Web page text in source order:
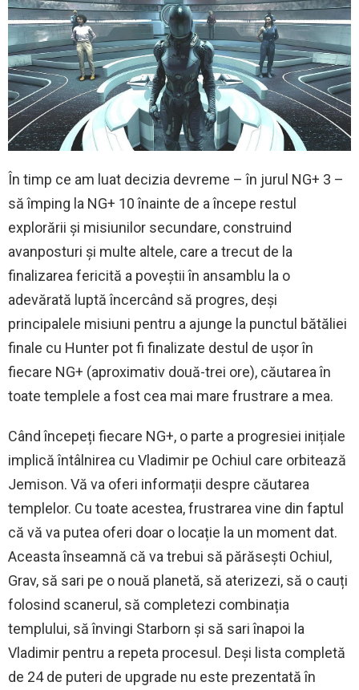
În timp ce am luat decizia devreme – în jurul NG+ 3 –
să împing la NG+ 10 înainte de a începe restul
explorării și misiunilor secundare, construind
avanposturi și multe altele, care a trecut de la
finalizarea fericită a poveștii în ansamblu la o
adevărată luptă încercând să progres, deși
principalele misiuni pentru a ajunge la punctul bătăliei
finale cu Hunter pot fi finalizate destul de ușor în
fiecare NG+ (aproximativ două-trei ore), căutarea în
toate templele a fost cea mai mare frustrare a mea.
Când începeți fiecare NG+, o parte a progresiei inițiale
implică întâlnirea cu Vladimir pe Ochiul care orbitează
Jemison. Vă va oferi informații despre căutarea
templelor. Cu toate acestea, frustrarea vine din faptul
că vă va putea oferi doar o locație la un moment dat.
Aceasta înseamnă că va trebui să părăsești Ochiul,
Grav, să sari pe o nouă planetă, să aterizezi, să o cauți
folosind scanerul, să completezi combinația
templului, să învingi Starborn și să sari înapoi la
Vladimir pentru a repeta procesul. Deși lista completă
de 24 de puteri de upgrade nu este prezentată în